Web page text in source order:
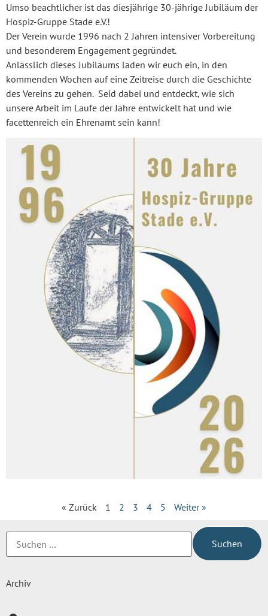
Umso beachtlicher ist das diesjährige 30-jährige Jubiläum der
Hospiz-Gruppe Stade e.V.!
Der Verein wurde 1996 nach 2 Jahren intensiver Vorbereitung
und besonderem Engagement gegründet.
Anlässlich dieses Jubiläums laden wir euch ein, in den
kommenden Wochen auf eine Zeitreise durch die Geschichte
des Vereins zu gehen. Seid dabei und entdeckt, wie sich
unsere Arbeit im Laufe der Jahre entwickelt hat und wie
facettenreich ein Ehrenamt sein kann!
« Zurück 1 2 3 4 5 Weiter »
Archiv